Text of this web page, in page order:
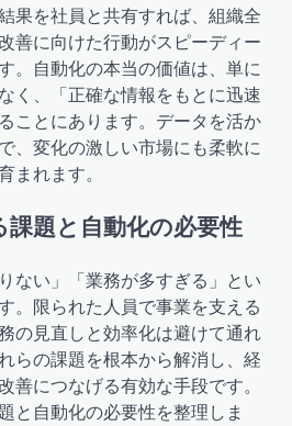
果を社員と共有すれば、組織全
善に向けた行動がスピーディー
。自動化の本当の価値は、単に
く、「正確な情報をもとに迅速
ことにあります。データを活か
、変化の激しい市場にも柔軟に
まれます。
題と自動化の必要性
ない」「業務が多すぎる」とい
。限られた人員で事業を支える
の見直しと効率化は避けて通れ
らの課題を根本から解消し、経
善につなげる有効な手段です。
と自動化の必要性を整理しま